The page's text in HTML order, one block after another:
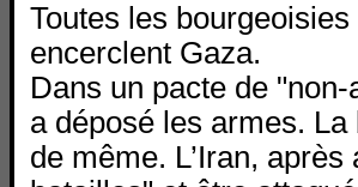
Toutes les
encerclent Gaza.
Dans un pacte de
a déposé les armes. La
de même. L’Iran,